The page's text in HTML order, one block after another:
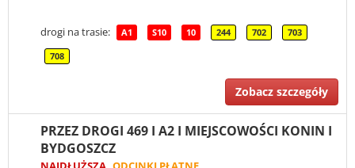
drogi na trasie: A1 S10 10 244 702 703
708
Zobacz szczegóły
PRZEZ DROGI 469 I A2 I MIEJSCOWOŚCI KONIN I
BYDGOSZCZ